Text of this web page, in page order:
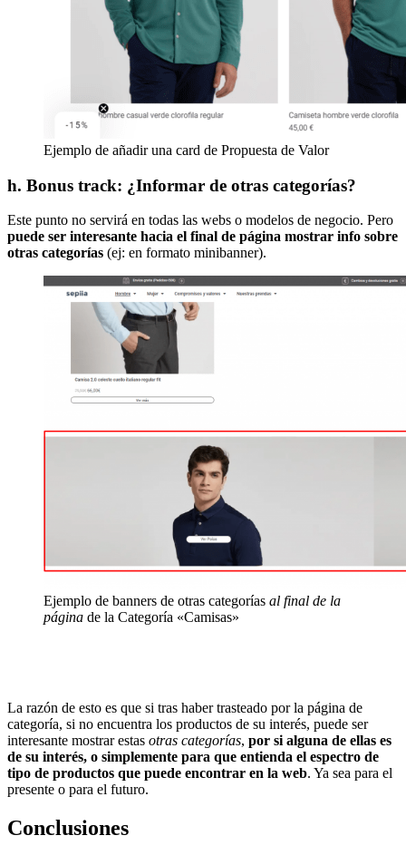
Ejemplo de añadir una card de Propuesta de Valor
h. Bonus track: ¿Informar de otras categorías?
Este punto no servirá en todas las webs o modelos de negocio. Pero
puede ser interesante hacia el final de página mostrar info sobre
otras categorías (ej: en formato minibanner).
Ejemplo de banners de otras categorías al final de la
página de la Categoría «Camisas»
La razón de esto es que si tras haber trasteado por la página de
categoría, si no encuentra los productos de su interés, puede ser
interesante mostrar estas otras categorías, por si alguna de ellas es
de su interés, o simplemente para que entienda el espectro de
tipo de productos que puede encontrar en la web. Ya sea para el
presente o para el futuro.
Conclusiones